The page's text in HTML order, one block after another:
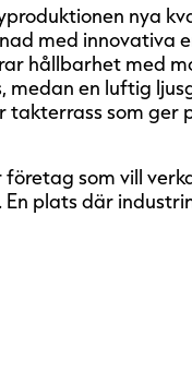
nya
med innovativa
hållbarhet med
medan en luftig
takterrass som ger
som vill
plats där